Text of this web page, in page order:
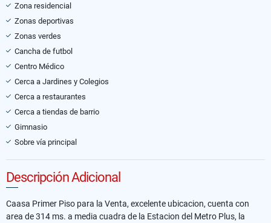
Zona residencial
Zonas deportivas
Zonas verdes
Cancha de futbol
Centro Médico
Cerca a Jardines y Colegios
Cerca a restaurantes
Cerca a tiendas de barrio
Gimnasio
Sobre vía principal
Descripción Adicional
Caasa Primer Piso para la Venta, excelente ubicacion, cuenta con
area de 314 ms. a media cuadra de la Estacion del Metro Plus, la